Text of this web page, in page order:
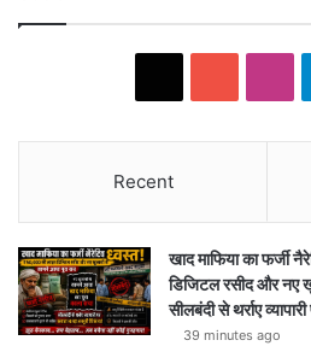
Recent
खाद माफिया का फर्जी
डिजिटल रसीद और नए
सीलबंदी से थर्राए
39 minutes ago